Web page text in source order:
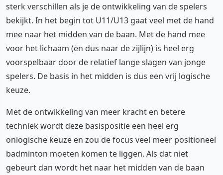
sterk verschillen als je de ontwikkeling van de spelers
bekijkt. In het begin tot U11/U13 gaat veel met de hand
mee naar het midden van de baan. Met de hand mee
voor het lichaam (en dus naar de zijlijn) is heel erg
voorspelbaar door de relatief lange slagen van jonge
spelers. De basis in het midden is dus een vrij logische
keuze.
Met de ontwikkeling van meer kracht en betere
techniek wordt deze basispositie een heel erg
onlogische keuze en zou de focus veel meer positioneel
badminton moeten komen te liggen. Als dat niet
gebeurt dan wordt het naar het midden van de baan